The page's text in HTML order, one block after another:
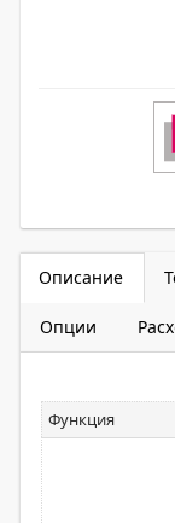
Описание
Опции
Функция